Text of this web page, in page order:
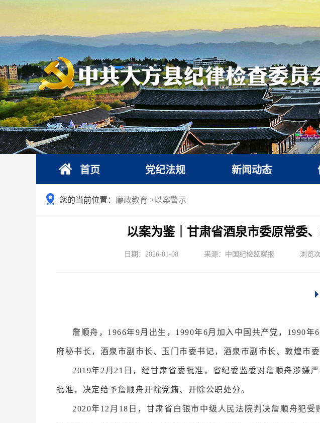
首页 党纪法规 新闻动态
您的当前位置： 廉政教育 >以案警示
以案为鉴｜甘肃省酒泉市委原常委
日期：2026-01-08 来源：中国纪检监察报 浏览
詹顺舟，1966年9月出生，1990年6月加入中国共产党，1990
府秘书长，酒泉市副市长、玉门市委书记，酒泉市副市长、敦煌市
2019年2月21日，经甘肃省委批准，省纪委监委对詹顺舟涉嫌
批准，决定给予詹顺舟开除党籍、开除公职处分。
2020年12月18日，甘肃省白银市中级人民法院判决詹顺舟犯